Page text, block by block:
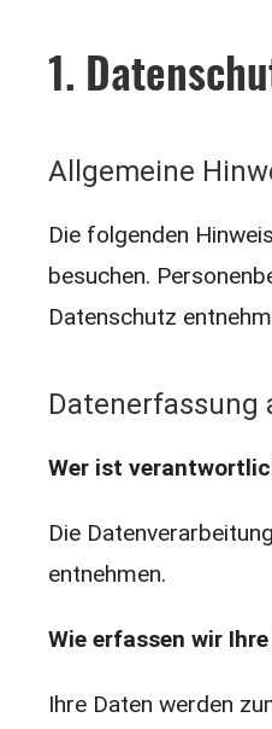
1.
Allgemeine
Die folgenden
besuchen.
Datenschutz
Datenerfassung
Wer ist
Die
entnehmen.
Wie erfassen wir
Ihre Daten werden